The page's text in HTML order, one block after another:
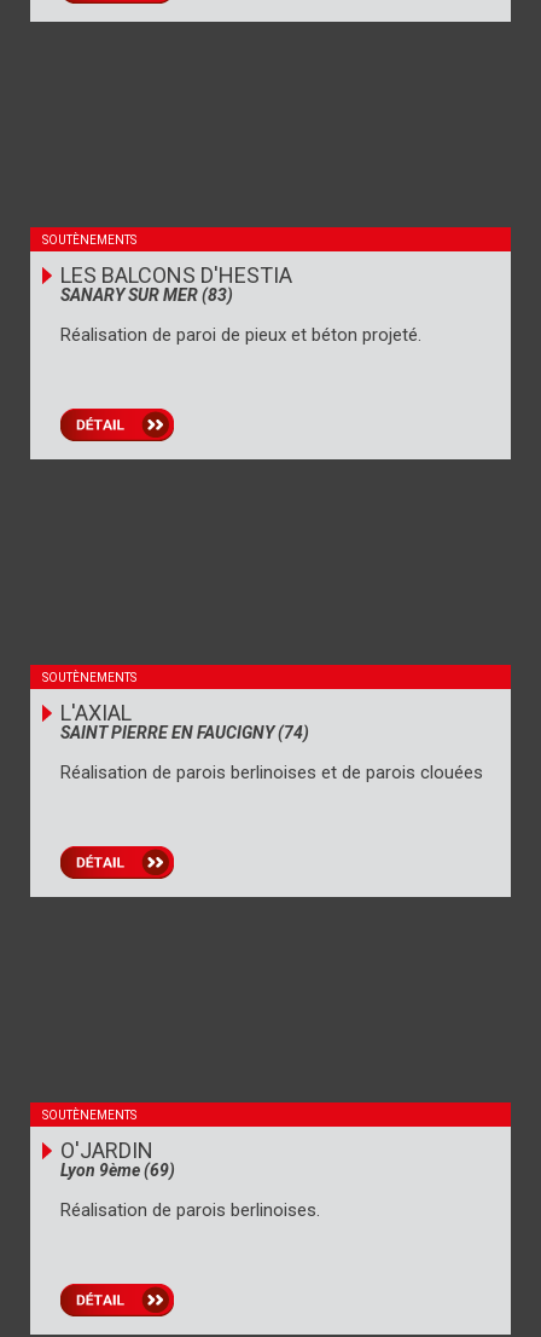
SOUTÈNEMENTS
LES BALCONS D'HESTIA
SANARY SUR MER (83)
Réalisation de paroi de pieux et béton projeté.
SOUTÈNEMENTS
L'AXIAL
SAINT PIERRE EN FAUCIGNY (74)
Réalisation de parois berlinoises et de parois clouées
SOUTÈNEMENTS
O'JARDIN
Lyon 9ème (69)
Réalisation de parois berlinoises.